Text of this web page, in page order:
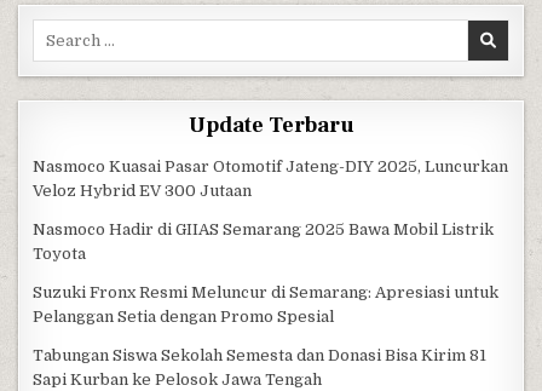
Update Terbaru
Nasmoco Kuasai Pasar Otomotif Jateng-DIY 2025, Luncurkan
Veloz Hybrid EV 300 Jutaan
Nasmoco Hadir di GIIAS Semarang 2025 Bawa Mobil Listrik
Toyota
Suzuki Fronx Resmi Meluncur di Semarang: Apresiasi untuk
Pelanggan Setia dengan Promo Spesial
Tabungan Siswa Sekolah Semesta dan Donasi Bisa Kirim 81
Sapi Kurban ke Pelosok Jawa Tengah